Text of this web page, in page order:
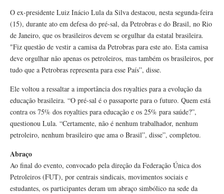
O ex-presidente Luiz Inácio Lula da Silva destacou, nesta segunda-feira
(15), durante ato em defesa do pré-sal, da Petrobras e do Brasil, no Rio
de Janeiro, que os brasileiros devem se orgulhar da estatal brasileira.
"Fiz questão de vestir a camisa da Petrobras para este ato. Esta camisa
deve orgulhar não apenas os petroleiros, mas também os brasileiros, por
tudo que a Petrobras representa para esse País”, disse.
Ele voltou a ressaltar a importância dos royalties para a evolução da
educação brasileira. “O pré-sal é o passaporte para o futuro. Quem está
contra os 75% dos royalties para educação e os 25% para saúde?”,
questionou Lula. “Certamente, não é nenhum trabalhador, nenhum
petroleiro, nenhum brasileiro que ama o Brasil”, disse”, completou.
Abraço
Ao final do evento, convocado pela direção da Federação Única dos
Petroleiros (FUT), por centrais sindicais, movimentos sociais e
estudantes, os participantes deram um abraço simbólico na sede da